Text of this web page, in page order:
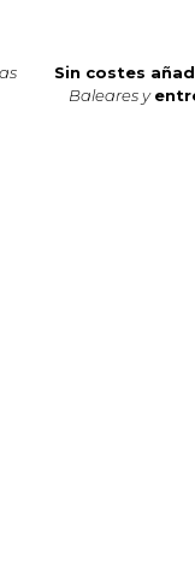
Sin costes
Baleares y